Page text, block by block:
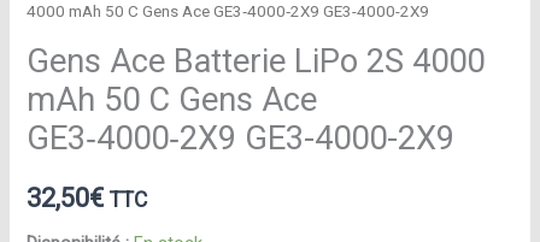
4000 mAh 50 C Gens Ace GE3‑4000‑2X9 GE3-4000-2X9
Gens Ace Batterie LiPo 2S 4000
mAh 50 C Gens Ace
GE3‑4000‑2X9 GE3-4000-2X9
32,50€ TTC